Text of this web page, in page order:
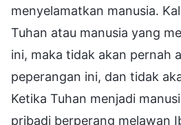
menyelamatkan manusia.
Tuhan atau manusia yang
ini, maka tidak akan pernah
peperangan ini, dan tidak
Ketika Tuhan menjadi
pribadi berperang melawan